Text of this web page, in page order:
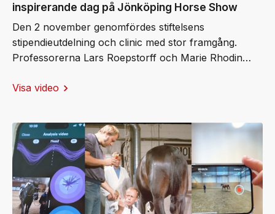
inspirerande dag på Jönköping Horse Show
Den 2 november genomfördes stiftelsens
stipendieutdelning och clinic med stor framgång.
Professorerna Lars Roepstorff och Marie Rhodin
och bjöd publiken på fascinerande
samtalet. Det blev en dag som tydligt visade hur
forskning omsätts i konkreta förbättringar för
hästens välbefinnande och prestation.
Visa video